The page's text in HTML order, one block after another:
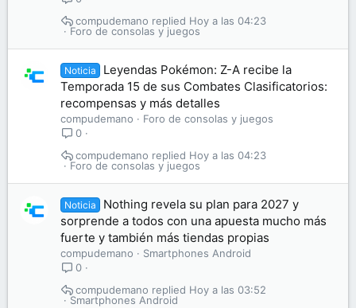
Foro de consolas y juegos
Hoy a las 04:23
compudemano
Noticia
Leyendas Pokémon: Z-A recibe la
Temporada 15 de sus Combates Clasificatorios:
recompensas y más detalles
compudemano
Foro de consolas y juegos
0
Foro de consolas y juegos
Hoy a las 04:23
compudemano
Noticia
Nothing revela su plan para 2027 y
sorprende a todos con una apuesta mucho más
fuerte y también más tiendas propias
compudemano
Smartphones Android
0
Smartphones Android
Hoy a las 03:52
compudemano